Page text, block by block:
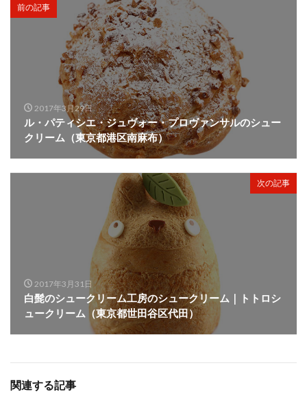
前の記事
2017年3月29日
ル・パティシエ・ジュヴォー・プロヴァンサルのシュー
クリーム（東京都港区南麻布）
次の記事
2017年3月31日
白髭のシュークリーム工房のシュークリーム｜トトロシ
ュークリーム（東京都世田谷区代田）
関連する記事